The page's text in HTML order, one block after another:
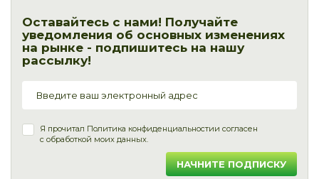
Оставайтесь с нами! Получайте
уведомления об основных изменениях
на рынке - подпишитесь на нашу
рассылку!
Я прочитал Политика конфиденциальностии согласен
с обработкой моих данных.
НАЧНИТЕ ПОДПИСКУ